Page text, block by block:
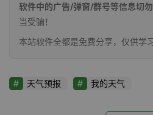
软件中的广告/弹窗/群号等信息切
当受骗！
本站软件全都是免费分享，仅供学
天气预报 我的天气